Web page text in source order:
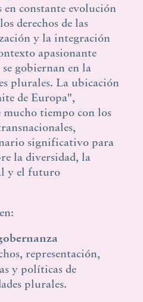
en constante evolución
derechos de las
y la integración
apasionante
gobiernan en la
plurales. La ubicación
de Europa",
mucho tiempo con los
significativo para
la diversidad, la
y el futuro
representación,
y políticas de
plurales.